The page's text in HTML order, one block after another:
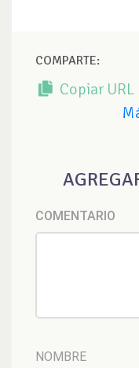
COMPARTE:
Copiar URL
COMENTARIO
NOMBRE